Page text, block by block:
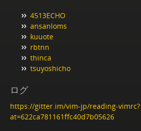
4513ECHO
ansanloms
kuuote
rbtnn
thinca
tsuyoshicho
ログ
https://gitter.im/vim-jp/reading-vimrc?
at=622ca781161ffc40d7b05626